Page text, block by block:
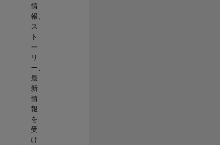
情
報、
ス
ト
ー
リ
ー、
最
新
情
報
を
受
け